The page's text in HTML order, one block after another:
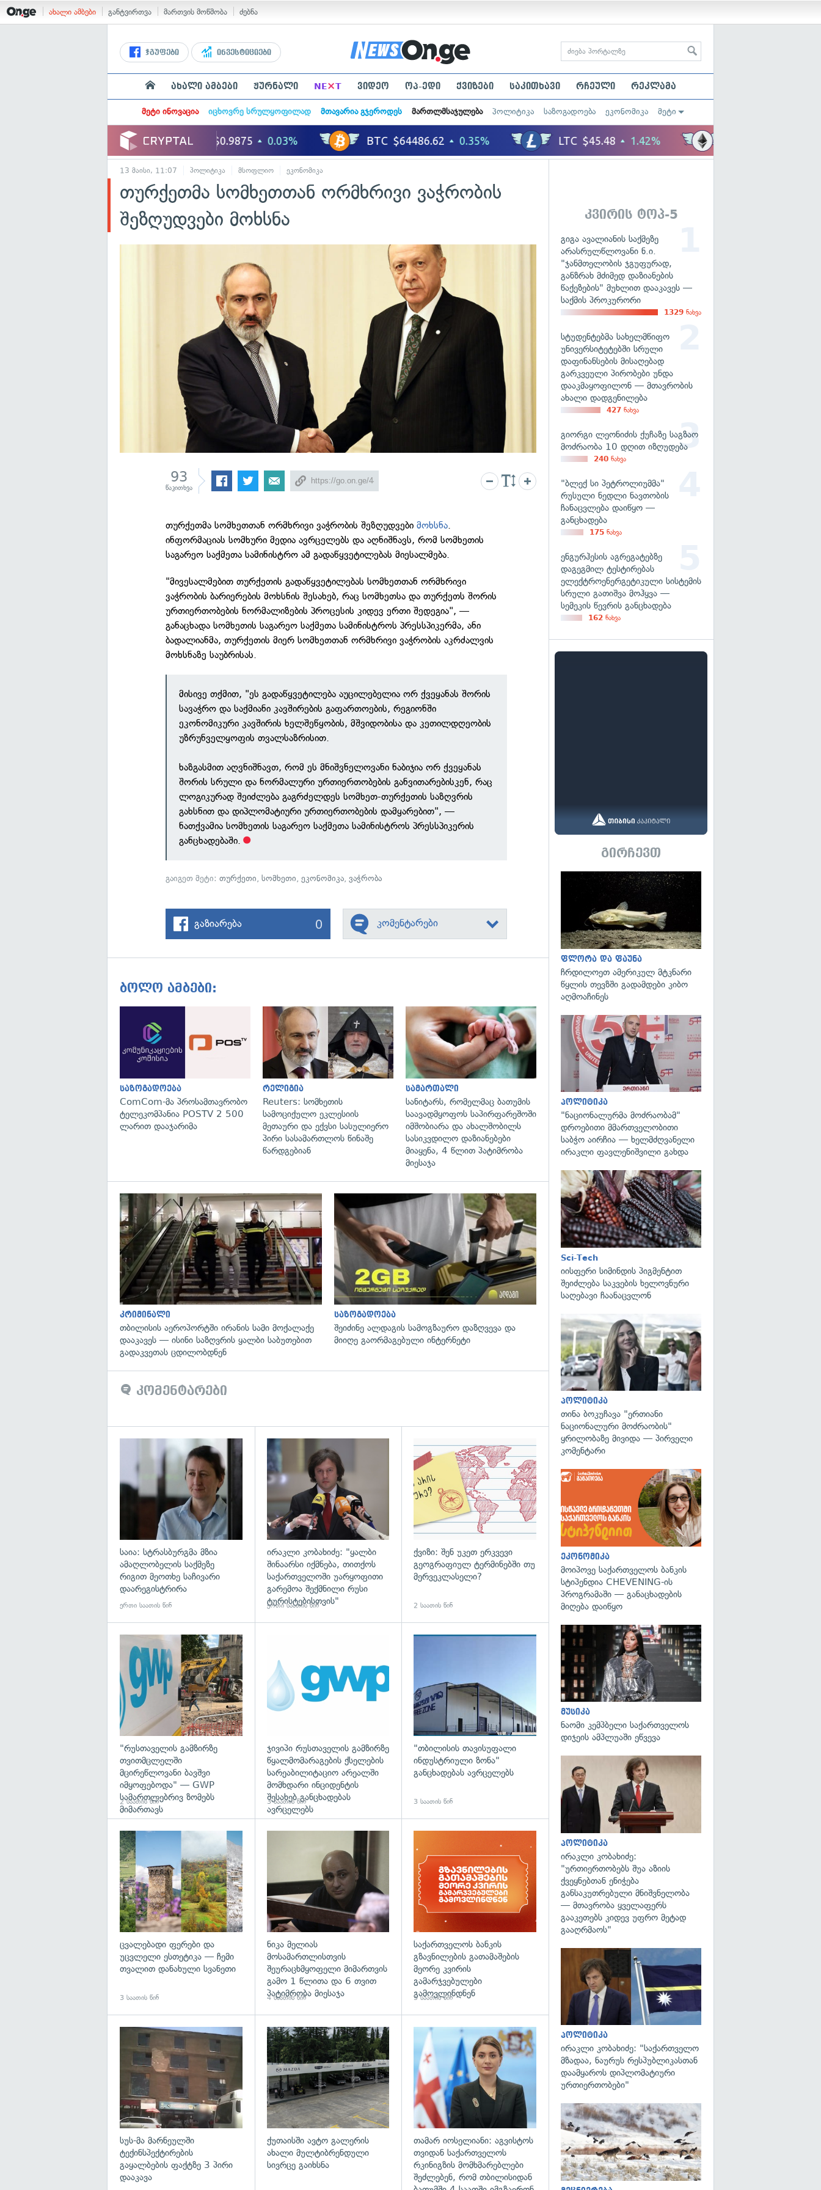
ახალი ამბები განტვირთვა მართვის მოწმობა ძებნა
ჯგუფები ინვესტიციები
ახალი ამბები ჟურნალი NE×T ვიდეო ოპ-ედი ქვიზები საკითხავი რჩეული რეკლამა
მეტი ინოვაცია იცხოვრე სრულყოფილად მთავარია გჯეროდეს მართლმსაჯულება პოლიტიკა საზოგადოება ეკონომიკა მეტი
13 მაისი, 11:07 პოლიტიკა მსოფლიო ეკონომიკა
თურქეთმა სომხეთთან ორმხრივი ვაჭრობის
შეზღუდვები მოხსნა
93
წაკითხვა
თურქეთმა სომხეთთან ორმხრივი ვაჭრობის შეზღუდვებიმოხსნა.
ინფორმაციას სომხური მედია ავრცელებს და აღნიშნავს, რომ სომხეთის
საგარეო საქმეთა სამინისტრო ამ გადაწყვეტილებას მიესალმება.
"მივესალმებით თურქეთის გადაწყვეტილებას სომხეთთან ორმხრივი
ვაჭრობის ბარიერების მოხსნის შესახებ, რაც სომხეთსა და თურქეთს შორის
ურთიერთობების ნორმალიზების პროცესის კიდევ ერთი შედეგია", —
განაცხადა სომხეთის საგარეო საქმეთა სამინისტროს პრესსპიკერმა, ანი
ბადალიანმა, თურქეთის მიერ სომხეთთან ორმხრივი ვაჭრობის აკრძალვის
მოხსნაზე საუბრისას.
მისივე თქმით, "ეს გადაწყვეტილება აუცილებელია ორ ქვეყანას შორის
სავაჭრო და საქმიანი კავშირების გაფართოების, რეგიონში
ეკონომიკური კავშირის ხელშეწყობის, მშვიდობისა და კეთილდღეობის
უზრუნველყოფის თვალსაზრისით.
ხაზგასმით აღვნიშნავთ, რომ ეს მნიშვნელოვანი ნაბიჯია ორ ქვეყანას
შორის სრული და ნორმალური ურთიერთობების განვითარებისკენ, რაც
ლოგიკურად შეიძლება გაგრძელდეს სომხეთ-თურქეთის საზღვრის
გახსნით და დიპლომატიური ურთიერთობების დამყარებით", —
ნათქვამია სომხეთის საგარეო საქმეთა სამინისტროს პრესსპიკერის
განცხადებაში.
გაიგეთ მეტი:თურქეთი,სომხეთი,ეკონომიკა,ვაჭრობა
გაზიარება 0 კომენტარები
ბოლო ამბები:
გადახედვა
საზოგადოება
ComCom-მა პროსამთავრობო
ტელეკომპანია POSTV 2 500
ლარით დააჯარიმა
გადახედვა
რელიგია
Reuters: სომხეთის
სამოციქულო ეკლესიის
მეთაური და ექვსი სასულიერო
პირი სასამართლოს წინაშე
წარდგებიან
გადახედვა
სამართალი
სანიტარს, რომელმაც ბათუმის
საავადმყოფოს საპირფარეშოში
იმშობიარა და ახალშობილს
სასიკვდილო დაზიანებები
მიაყენა, 4 წლით პატიმრობა
მიესაჯა
გადახედვა
კრიმინალი
თბილისის აეროპორტში ირანის სამი მოქალაქე
დააკავეს — ისინი საზღვრის ყალბი საბუთებით
გადაკვეთას ცდილობდნენ
საზოგადოება
შეიძინე ალდაგის სამოგზაურო დაზღვევა და
მიიღე გაორმაგებული ინტერნეტი
კომენტარები
გადახედვა
საია: სტრასბურგმა მზია
ამაღლობელის საქმეზე
რიგით მეოთხე საჩივარი
დაარეგისტრირა
ერთი საათის წინ
გადახედვა
ირაკლი კობახიძე: "ყალბი
შინაარსი იქმნება, თითქოს
საქართველოში უარყოფითი
გარემოა შექმნილი რუსი
ტურისტებისთვის"
ერთი საათის წინ
ქვიზი: შენ უკეთ ერკვევი
გეოგრაფიულ ტერმინებში თუ
მერვეკლასელი?
2 საათის წინ
"რუსთაველის გამზირზე
თვითმცლელში
მცირეწლოვანი ბავშვი
იმყოფებოდა" — GWP
სამართლებრივ ზომებს
მიმართავს
2 საათის წინ
ჯივიპი რუსთაველის გამზირზე
წყალმომარაგების ქსელების
სარეაბილიტაციო არეალში
მომხდარი ინციდენტის
შესახებ განცხადებას
ავრცელებს
3 საათის წინ
გადახედვა
"თბილისის თავისუფალი
ინდუსტრიული ზონა"
განცხადებას ავრცელებს
3 საათის წინ
ცვალებადი ფერები და
უცვლელი ესთეტიკა — ჩემი
თვალით დანახული სვანეთი
3 საათის წინ
ნიკა მელიას
მოსამართლისთვის
შეურაცხმყოფელი მიმართვის
გამო 1 წლითა და 6 თვით
პატიმრობა მიესაჯა
4 საათის წინ
საქართველოს ბანკის
გზავნილების გათამაშების
მეორე კვირის
გამარჯვებულები
გამოვლინდნენ
5 საათის წინ
გადახედვა
სუს-მა მარნეულში
ტექინსპექტირების
გაყალბების ფაქტზე 3 პირი
დააკავა
ქუთაისში ავტო გალერის
ახალი მულტიბრენდული
სივრცე გაიხსნა
გადახედვა
თამარ იოსელიანი: აგვისტოს
თვიდან საქართველოს
რკინიგზის მომხმარებლები
შეძლებენ, რომ თბილისიდან
კვირის ტოპ-5
გიგა ავალიანის საქმეზე
არასრულწლოვანი ნ.ი.
"ჯანმთელობის ჯგუფურად,
განზრახ მძიმედ დაზიანების
წაქეზების" მუხლით დააკავეს —
საქმის პროკურორი
1329 ნახვა
სტუდენტებმა სახელმწიფო
უნივერსიტეტებში სრული
დაფინანსების მისაღებად
გარკვეული პირობები უნდა
დააკმაყოფილონ — მთავრობის
ახალი დადგენილება
427 ნახვა
გიორგი ლეონიძის ქუჩაზე საგზაო
მოძრაობა 10 დღით იზღუდება
240 ნახვა
"ბლექ სი პეტროლიუმმა"
რუსული ნედლი ნავთობის
ჩანაცვლება დაიწყო —
განცხადება
175 ნახვა
ენგურჰესის აგრეგატებზე
დაგეგმილ ტესტირებას
ელექტროენერგეტიკული სისტემის
სრული გათიშვა მოჰყვა —
სემეკის წევრის განცხადება
162 ნახვა
გირჩევთ
ფლორა და ფაუნა
ჩრდილოეთ ამერიკულ მტკნარი
წყლის თევზში გადამდები კიბო
აღმოაჩინეს
პოლიტიკა
"ნაციონალურმა მოძრაობამ"
დროებითი მმართველობითი
საბჭო აირჩია — ხელმძღვანელი
ირაკლი ფავლენიშვილი გახდა
Sci-Tech
იისფერი სიმინდის პიგმენტით
შეიძლება საკვების ხელოვნური
საღებავი ჩაანაცვლონ
პოლიტიკა
თინა ბოკუჩავა "ერთიანი
ნაციონალური მოძრაობის"
ყრილობაზე მივიდა — პირველი
კომენტარი
ეკონომიკა
მოიპოვე საქართველოს ბანკის
სტიპენდია CHEVENING-ის
პროგრამაში — განაცხადების
მიღება დაიწყო
მუსიკა
ნაომი კემპბელი საქართველოს
დიჯეის ამპლუაში ეწვევა
პოლიტიკა
ირაკლი კობახიძე:
"ურთიერთობებს შუა აზიის
ქვეყნებთან ენიჭება
განსაკუთრებული მნიშვნელობა
— მთავრობა ყველაფერს
გააკეთებს კიდევ უფრო მეტად
გააღრმაოს"
პოლიტიკა
ირაკლი კობახიძე: "საქართველო
მზადაა, ნაურუს რესპუბლიკასთან
დაამყაროს დიპლომატიური
ურთიერთობები"